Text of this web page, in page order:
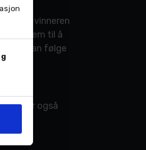
Drift-vinneren
frem til å
kan følge
har også